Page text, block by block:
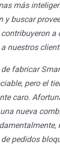
más
y buscar
a
nuestros
fabricar
pero el
caro.
nueva
pedidos